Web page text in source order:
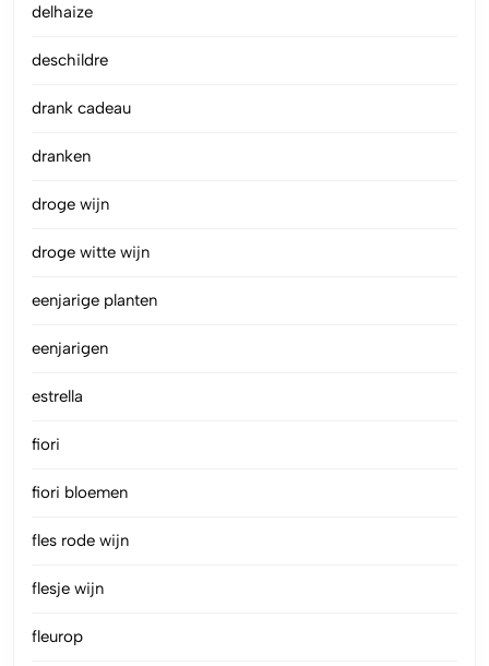
delhaize
deschildre
drank cadeau
dranken
droge wijn
droge witte wijn
eenjarige planten
eenjarigen
estrella
fiori
fiori bloemen
fles rode wijn
flesje wijn
fleurop